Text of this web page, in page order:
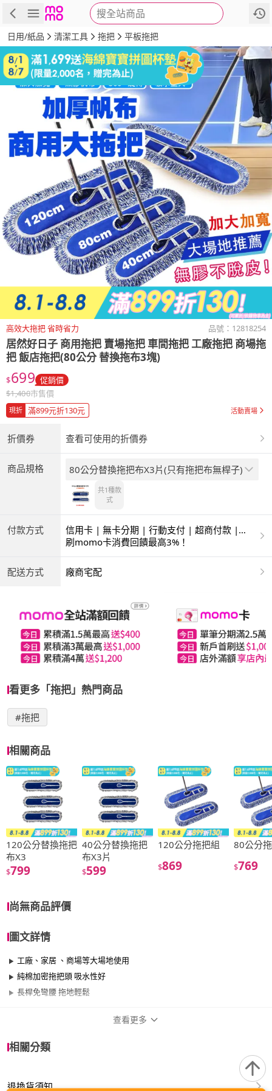
搜全站商品
商品 評價 詳情
日用/紙品 清潔工具 拖把 平板拖把
高效大拖把 省時省力 品號： 12818254
居然好日子 商用拖把 賣場拖把 車間拖把 工廠拖把 商場拖
把 飯店拖把(80公分 替換拖布3塊)
$699 促銷價
$1,400市售價
現折 滿899元折130元 活動賣場
折價券 查看可使用的折價券
商品規格 80公分替換拖把布X3片(只有拖把布無桿子)
共1種款
式
付款方式
信用卡 | 無卡分期 | 行動支付 | 超商付款 |
ATM | 銀聯卡
刷momo卡消費回饋最高3%！
配送方式 廠商宅配
看更多「拖把」熱門商品
#拖把
相關商品
120公分替換拖把
布X3
$799
40公分替換拖把
布X3片
$599
120公分拖把組
$869
80公分
$769
尚無商品評價
圖文詳情
工廠、家居 、商場等大場地使用
純棉加密拖把頭 吸水性好
長桿免彎腰 拖地輕鬆
臥室、客廳、浴室、廚房、陽台、餐廳、室
查看更多
相關分類
退換貨須知